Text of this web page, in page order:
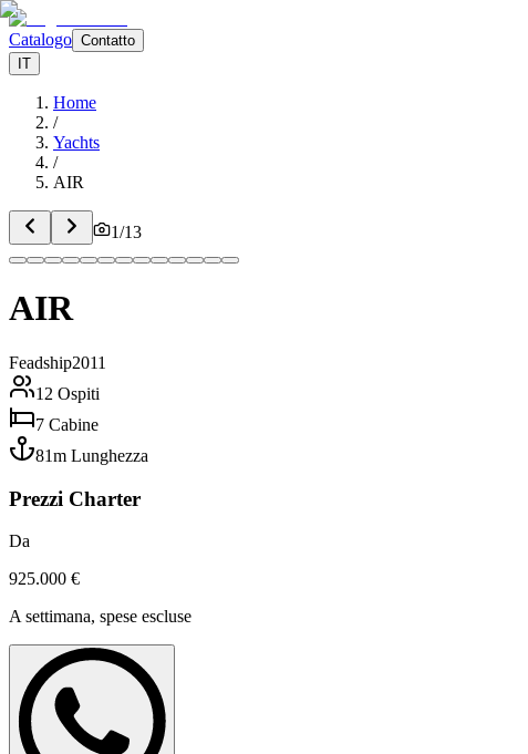
Catalogo Contatto
IT
Home
/
Yachts
/
AIR
1/13
AIR
Feadship2011
12 Ospiti
7 Cabine
81m Lunghezza
Prezzi Charter
Da
925.000 €
A settimana, spese escluse